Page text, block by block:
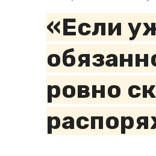
«Если
ровно